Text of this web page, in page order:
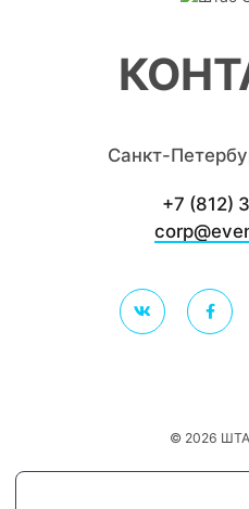
Санкт-
+7 (812)
© 2026